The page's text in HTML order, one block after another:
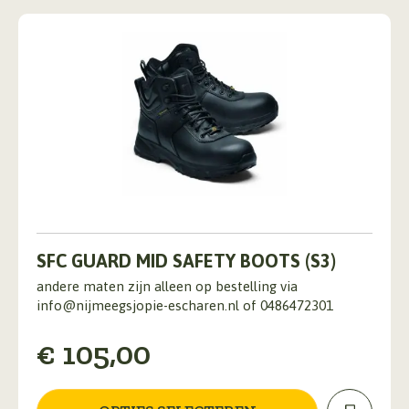
SFC GUARD MID SAFETY BOOTS (S3)
andere maten zijn alleen op bestelling via
info@nijmeegsjopie-escharen.nl of 0486472301
€ 105,00
product
meerdere
variaties.
optie
kan
worden